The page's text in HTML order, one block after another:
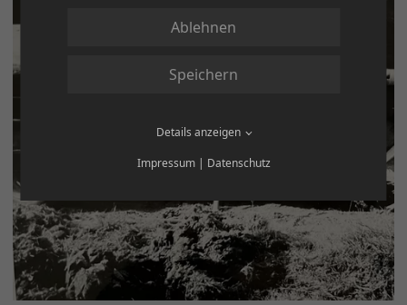
Ablehnen
Speichern
Details anzeigen
Impressum| Datenschutz